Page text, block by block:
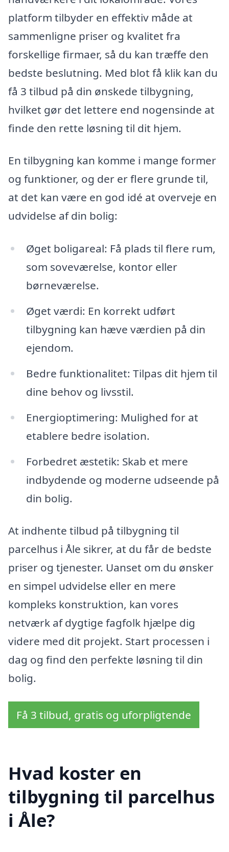
platform tilbyder en effektiv måde at
sammenligne priser og kvalitet fra
forskellige firmaer, så du kan træffe den
bedste beslutning. Med blot få klik kan du
få 3 tilbud på din ønskede tilbygning,
hvilket gør det lettere end nogensinde at
finde den rette løsning til dit hjem.
En tilbygning kan komme i mange former
og funktioner, og der er flere grunde til,
at det kan være en god idé at overveje en
udvidelse af din bolig:
Øget boligareal: Få plads til flere rum,
som soveværelse, kontor eller
børneværelse.
Øget værdi: En korrekt udført
tilbygning kan hæve værdien på din
ejendom.
Bedre funktionalitet: Tilpas dit hjem til
dine behov og livsstil.
Energioptimering: Mulighed for at
etablere bedre isolation.
Forbedret æstetik: Skab et mere
indbydende og moderne udseende på
din bolig.
At indhente tilbud på tilbygning til
parcelhus i Åle sikrer, at du får de bedste
priser og tjenester. Uanset om du ønsker
en simpel udvidelse eller en mere
kompleks konstruktion, kan vores
netværk af dygtige fagfolk hjælpe dig
videre med dit projekt. Start processen i
dag og find den perfekte løsning til din
bolig.
Få 3 tilbud, gratis og uforpligtende
Hvad koster en
tilbygning til parcelhus
i Åle?